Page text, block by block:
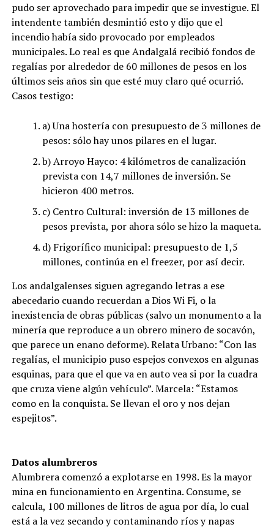
pudo ser aprovechado para impedir que se investigue. El
intendente también desmintió esto y dijo que el
incendio había sido provocado por empleados
municipales. Lo real es que Andalgalá recibió fondos de
regalías por alrededor de 60 millones de pesos en los
últimos seis años sin que esté muy claro qué ocurrió.
Casos testigo:
a) Una hostería con presupuesto de 3 millones de
pesos: sólo hay unos pilares en el lugar.
b) Arroyo Hayco: 4 kilómetros de canalización
prevista con 14,7 millones de inversión. Se
hicieron 400 metros.
c) Centro Cultural: inversión de 13 millones de
pesos prevista, por ahora sólo se hizo la maqueta.
d) Frigorífico municipal: presupuesto de 1,5
millones, continúa en el freezer, por así decir.
Los andalgalenses siguen agregando letras a ese
abecedario cuando recuerdan a Dios Wi Fi, o la
inexistencia de obras públicas (salvo un monumento a la
minería que reproduce a un obrero minero de socavón,
que parece un enano deforme). Relata Urbano: “Con las
regalías, el municipio puso espejos convexos en algunas
esquinas, para que el que va en auto vea si por la cuadra
que cruza viene algún vehículo”. Marcela: “Estamos
como en la conquista. Se llevan el oro y nos dejan
espejitos”.
Datos alumbreros
Alumbrera comenzó a explotarse en 1998. Es la mayor
mina en funcionamiento en Argentina. Consume, se
calcula, 100 millones de litros de agua por día, lo cual
está a la vez secando y contaminando ríos y napas